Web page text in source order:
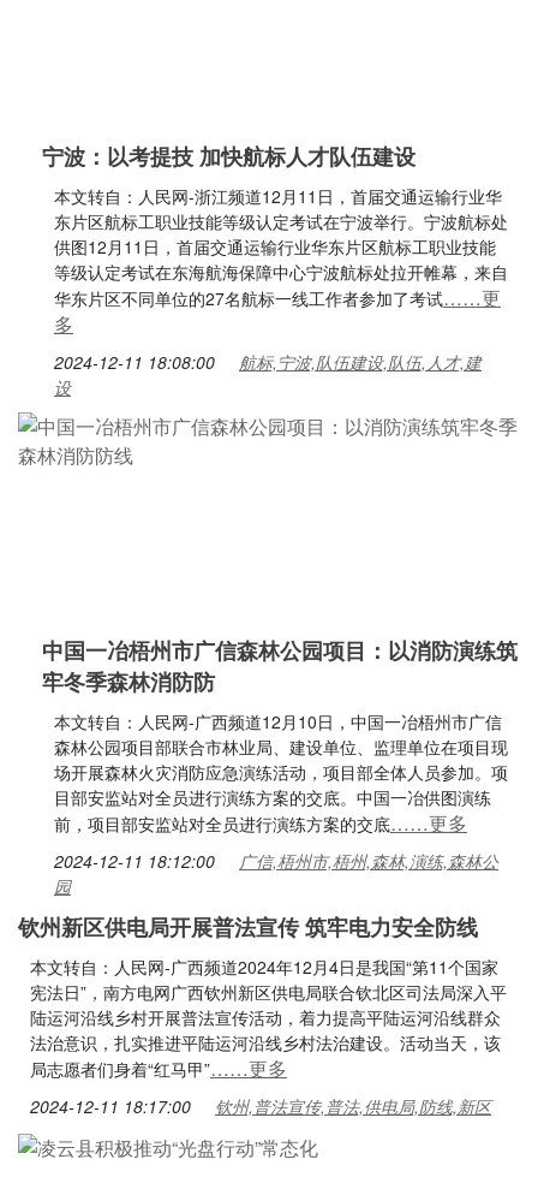
宁波：以考提技 加快航标人才队伍建设
本文转自：人民网-浙江频道12月11日，首届交通运输行业华
东片区航标工职业技能等级认定考试在宁波举行。宁波航标处
供图12月11日，首届交通运输行业华东片区航标工职业技能
等级认定考试在东海航海保障中心宁波航标处拉开帷幕，来自
华东片区不同单位的27名航标一线工作者参加了考试……更
多
2024-12-11 18:08:00
航标,宁波,队伍建设,队伍,人才,建
设
中国一冶梧州市广信森林公园项目：以消防演练筑
牢冬季森林消防防
本文转自：人民网-广西频道12月10日，中国一冶梧州市广信
森林公园项目部联合市林业局、建设单位、监理单位在项目现
场开展森林火灾消防应急演练活动，项目部全体人员参加。项
目部安监站对全员进行演练方案的交底。中国一冶供图演练
前，项目部安监站对全员进行演练方案的交底……更多
2024-12-11 18:12:00
广信,梧州市,梧州,森林,演练,森林公
园
钦州新区供电局开展普法宣传 筑牢电力安全防线
本文转自：人民网-广西频道2024年12月4日是我国“第11个国家
宪法日”，南方电网广西钦州新区供电局联合钦北区司法局深入平
陆运河沿线乡村开展普法宣传活动，着力提高平陆运河沿线群众
法治意识，扎实推进平陆运河沿线乡村法治建设。活动当天，该
局志愿者们身着“红马甲”……更多
2024-12-11 18:17:00 钦州,普法宣传,普法,供电局,防线,新区